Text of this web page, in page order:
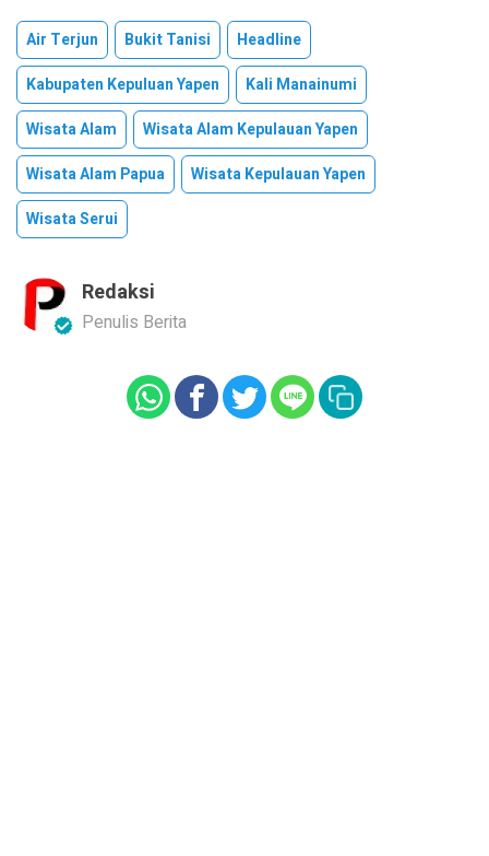
Air Terjun Bukit Tanisi
Headline
Kabupaten Kepuluan Yapen
Kali Manainumi
Wisata Alam
Wisata Alam Kepulauan Yapen
Wisata Alam Papua
Wisata Kepulauan Yapen
Wisata Serui
Redaksi
Penulis Berita